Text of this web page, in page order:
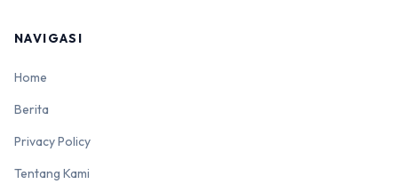
NAVIGASI
Home
Berita
Privacy Policy
Tentang Kami